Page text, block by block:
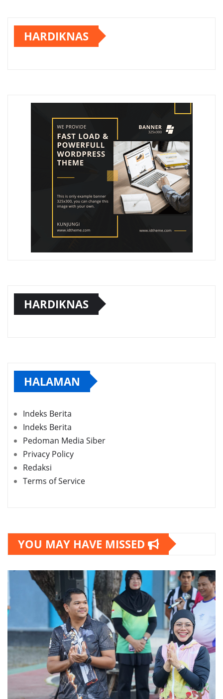
HARDIKNAS
HARDIKNAS
HALAMAN
Indeks Berita
Indeks Berita
Pedoman Media Siber
Privacy Policy
Redaksi
Terms of Service
YOU MAY HAVE MISSED